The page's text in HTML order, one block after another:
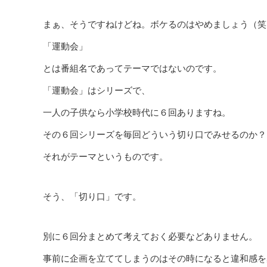
まぁ、そうですねけどね。ボケるのはやめましょう（笑
「運動会」
とは番組名であってテーマではないのです。
「運動会」はシリーズで、
一人の子供なら小学校時代に６回ありますね。
その６回シリーズを毎回どういう切り口でみせるのか？
それがテーマというものです。
そう、「切り口」です。
別に６回分まとめて考えておく必要などありません。
事前に企画を立ててしまうのはその時になると違和感を